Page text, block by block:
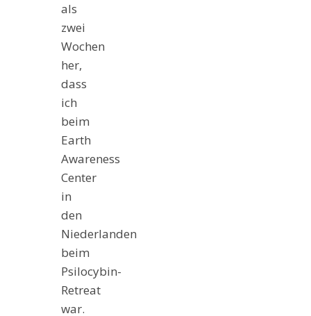
als
zwei
Wochen
her,
dass
ich
beim
Earth
Awareness
Center
in
den
Niederlanden
beim
Psilocybin-
Retreat
war.